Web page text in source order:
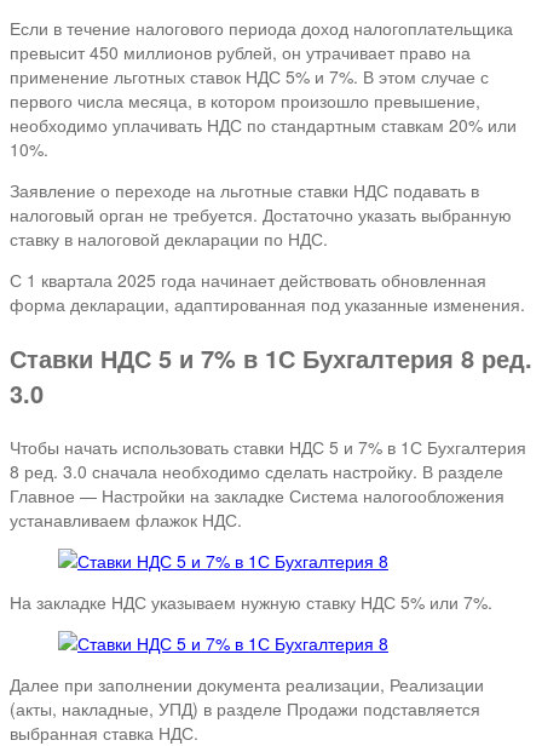
Если в течение налогового периода доход налогоплательщика
превысит 450 миллионов рублей, он утрачивает право на
применение льготных ставок НДС 5% и 7%. В этом случае с
первого числа месяца, в котором произошло превышение,
необходимо уплачивать НДС по стандартным ставкам 20% или
10%.
Заявление о переходе на льготные ставки НДС подавать в
налоговый орган не требуется. Достаточно указать выбранную
ставку в налоговой декларации по НДС.
С 1 квартала 2025 года начинает действовать обновленная
форма декларации, адаптированная под указанные изменения.
Ставки НДС 5 и 7% в 1С Бухгалтерия 8 ред.
3.0
Чтобы начать использовать ставки НДС 5 и 7% в 1С Бухгалтерия
8 ред. 3.0 сначала необходимо сделать настройку. В разделе
Главное — Настройки на закладке Система налогообложения
устанавливаем флажок НДС.
На закладке НДС указываем нужную ставку НДС 5% или 7%.
Далее при заполнении документа реализации, Реализации
(акты, накладные, УПД) в разделе Продажи подставляется
выбранная ставка НДС.